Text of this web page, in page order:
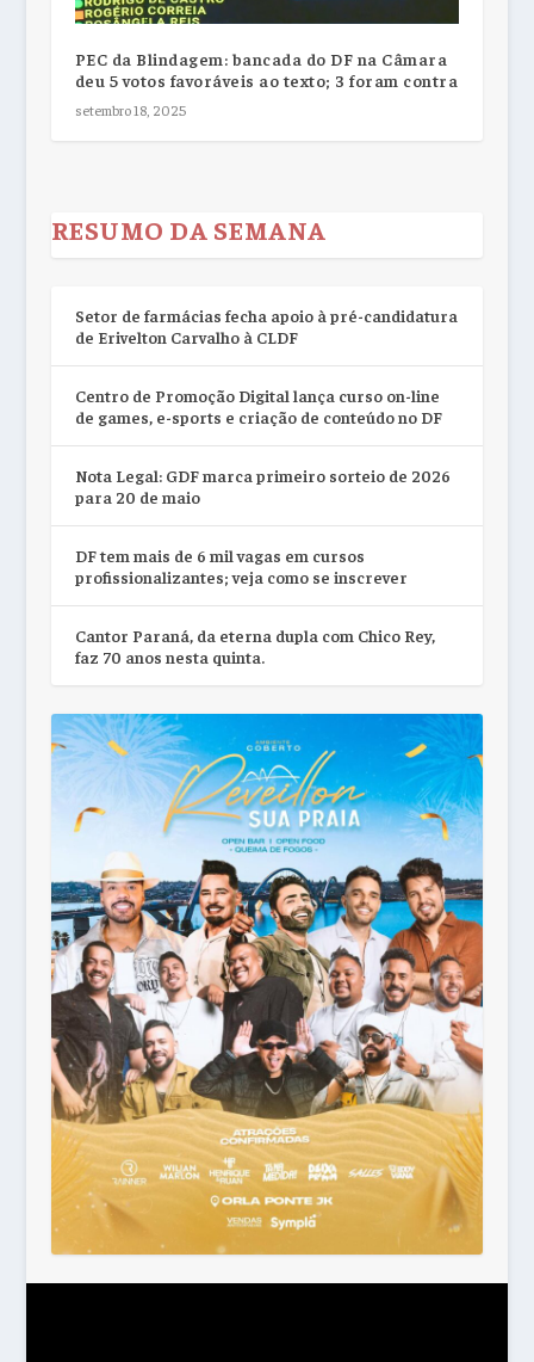
PEC da Blindagem: bancada do DF na Câmara
deu 5 votos favoráveis ao texto; 3 foram contra
setembro 18, 2025
RESUMO DA SEMANA
Setor de farmácias fecha apoio à pré-candidatura
de Erivelton Carvalho à CLDF
Centro de Promoção Digital lança curso on-line
de games, e-sports e criação de conteúdo no DF
Nota Legal: GDF marca primeiro sorteio de 2026
para 20 de maio
DF tem mais de 6 mil vagas em cursos
profissionalizantes; veja como se inscrever
Cantor Paraná, da eterna dupla com Chico Rey,
faz 70 anos nesta quinta.